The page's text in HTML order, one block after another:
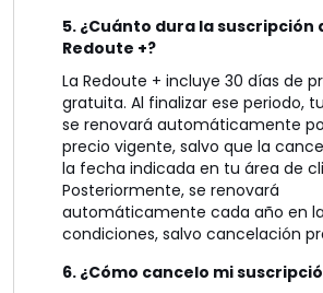
5. ¿Cuánto dura la suscripción
Redoute +?
La Redoute + incluye 30 días de
gratuita. Al finalizar ese periodo,
se renovará automáticamente
precio vigente, salvo que la
la fecha indicada en tu área de
Posteriormente, se renovará
automáticamente cada año en
condiciones, salvo cancelación
6. ¿Cómo cancelo mi